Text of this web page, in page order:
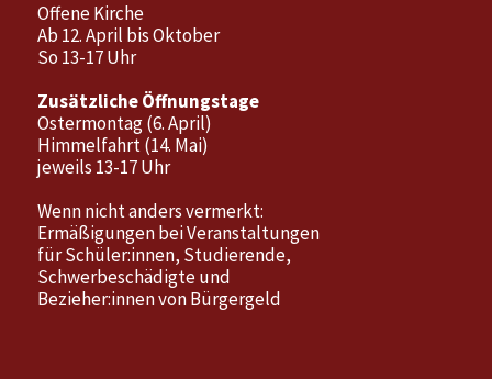
Offene Kirche
Ab 12. April bis Oktober
So 13-17 Uhr
Zusätzliche Öffnungstage
Ostermontag (6. April)
Himmelfahrt (14. Mai)
jeweils 13-17 Uhr
Wenn nicht anders vermerkt:
Ermäßigungen bei Veranstaltungen
für Schüler:innen, Studierende,
Schwerbeschädigte und
Bezieher:innen von Bürgergeld